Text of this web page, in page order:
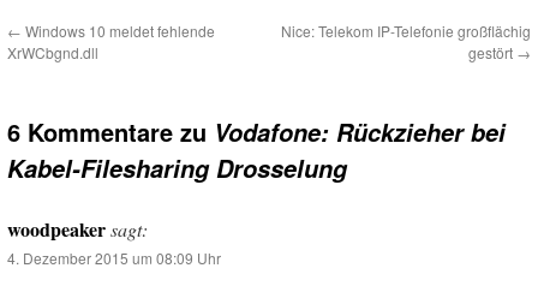
← Windows 10 meldet fehlende
XrWCbgnd.dll
Nice: Telekom IP-Telefonie großflächig
gestört →
6 Kommentare zu Vodafone: Rückzieher bei
Kabel-Filesharing Drosselung
woodpeakersagt:
4. Dezember 2015 um 08:09 Uhr